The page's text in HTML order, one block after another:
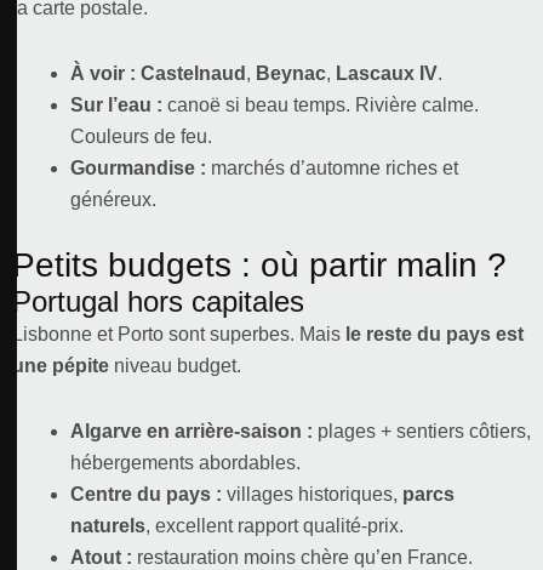
la carte postale.
À voir : Castelnaud , Beynac, Lascaux IV.
Sur l’eau : canoë si beau temps. Rivière calme.
Couleurs de feu.
Gourmandise : marchés d’automne riches et
généreux.
Petits budgets : où partir malin ?
Portugal hors capitales
Lisbonne et Porto sont superbes. Mais le reste du pays est
une pépite niveau budget.
Algarve en arrière-saison : plages + sentiers côtiers,
hébergements abordables.
Centre du pays : villages historiques, parcs
naturels, excellent rapport qualité-prix.
Atout : restauration moins chère qu’en France.